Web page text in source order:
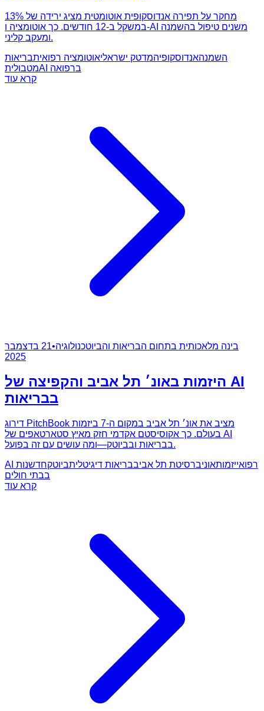
מחקר על תפירה אנדוסקופית אוטומטית מציג ירידה של 13%
במשקל ב-12 חודשים. כך אוטומציה ו-AI משנים טיפול בהשמנה
ומעקב קליני.
השמנהאנדוסקופיהמדטק ישראליאוטומציה רפואיתבריאות
מטבולית
AI ברפואה
קרא עוד
בינה מלאכותית בתחום הבריאות והביוטכנולוגיה•
21 בדצמבר
2025
היזמות באונ׳ תל אביב והקפיצה של AI
בבריאות
דירוג PitchBook מציב את אונ׳ תל אביב במקום ה-7 ביזמות
בעולם. כך אקוסיסטם אקדמי חזק מאיץ סטארטאפים של AI
בבריאות ובביוטק—ומה עושים עם זה בפועל.
AI רפואייזמותאוניברסיטת תל אביבבריאות דיגיטליתביוטקחדשנות
בבתי חולים
קרא עוד